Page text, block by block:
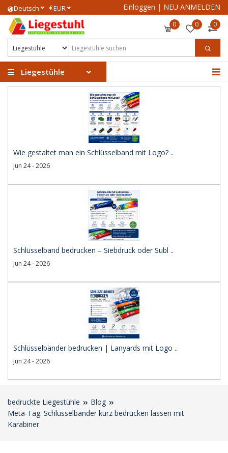
Deutsch €EUR Einloggen | NEU ANMELDEN
0 0 0
Liegestühle
Wie gestaltet man ein Schlüsselband mit Logo? ..
Jun 24 - 2026
Schlüsselband bedrucken – Siebdruck oder Subl ..
Jun 24 - 2026
Schlüsselbänder bedrucken | Lanyards mit Logo ..
Jun 24 - 2026
bedruckte Liegestühle
Blog
Meta-Tag: Schlüsselbänder kurz bedrucken lassen mit
Karabiner